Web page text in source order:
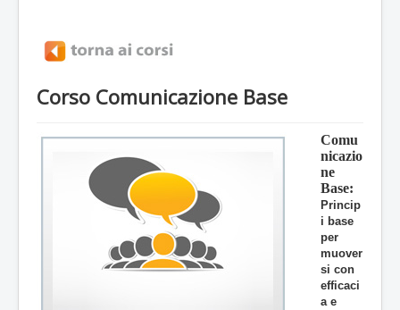
Corso Comunicazione Base
Comu
nicazio
ne
Base:
Princip
i base
per
muover
si con
efficaci
a e